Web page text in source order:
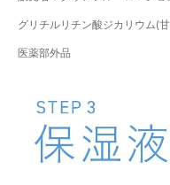
グリチルリチン酸ジカリウム(
医薬部外品